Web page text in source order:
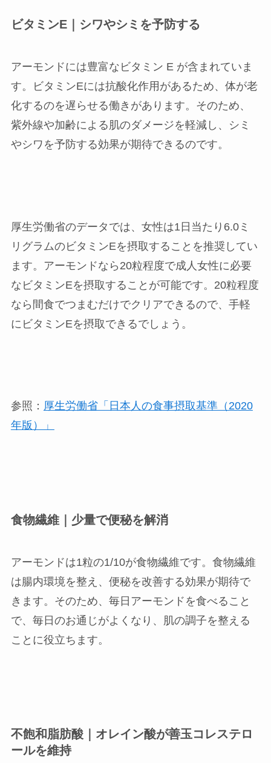
ビタミンE｜シワやシミを予防する
アーモンドには豊富なビタミン E が含まれていま
す。ビタミンEには抗酸化作用があるため、体が老
化するのを遅らせる働きがあります。そのため、
紫外線や加齢による肌のダメージを軽減し、シミ
やシワを予防する効果が期待できるのです。
厚生労働省のデータでは、女性は1日当たり6.0ミ
リグラムのビタミンEを摂取することを推奨してい
ます。アーモンドなら20粒程度で成人女性に必要
なビタミンEを摂取することが可能です。20粒程度
なら間食でつまむだけでクリアできるので、手軽
にビタミンEを摂取できるでしょう。
参照： 厚生労働省「日本人の食事摂取基準（2020
年版）」
食物繊維｜少量で便秘を解消
アーモンドは1粒の1/10が食物繊維です。食物繊維
は腸内環境を整え、便秘を改善する効果が期待で
きます。そのため、毎日アーモンドを食べること
で、毎日のお通じがよくなり、肌の調子を整える
ことに役立ちます。
不飽和脂肪酸｜オレイン酸が善玉コレステロ
ールを維持